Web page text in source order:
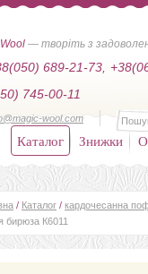
— творіть з
689-21-73,
745-00-11
wool.com
Каталог Знижки
/ Каталог / кардочесанна
бирюза К6011